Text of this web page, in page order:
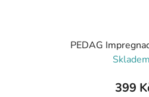
PEDAG
399